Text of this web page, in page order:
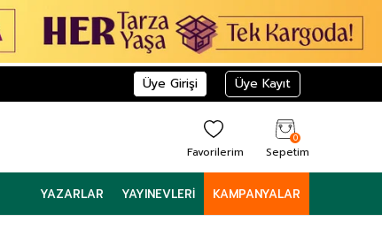
Üye Girişi Üye Kayıt
Favorilerim
0
Sepetim
YAZARLAR YAYINEVLERI KAMPANYALAR